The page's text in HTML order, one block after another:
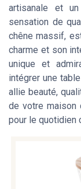
artisanale et
sensation de
chêne massif,
charme et son
unique et
intégrer une
allie beauté,
de votre maison
pour le quotidien